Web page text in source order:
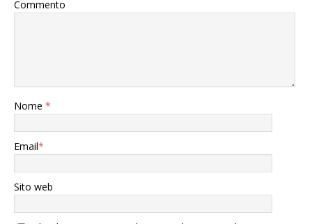
Commento
Nome *
Email*
Sito web